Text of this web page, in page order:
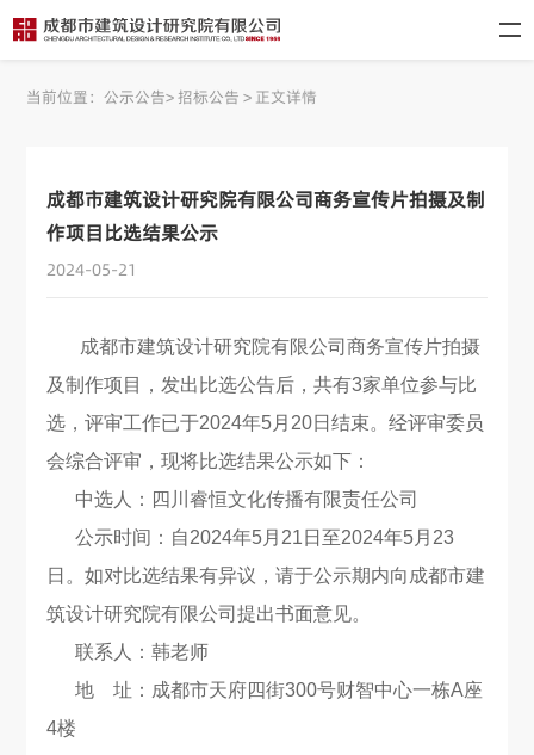
当前位置：公示公告>招标公告 > 正文详情
成都市建筑设计研究院有限公司商务宣传片拍摄及制
作项目比选结果公示
2024-05-21
成都市建筑设计研究院有限公司商务宣传片拍摄
及制作项目，发出比选公告后，共有3家单位参与比
选，评审工作已于2024年5月20日结束。经评审委员
会综合评审，现将比选结果公示如下：
中选人：四川睿恒文化传播有限责任公司
公示时间：自2024年5月21日至2024年5月23
日。如对比选结果有异议，请于公示期内向成都市建
筑设计研究院有限公司提出书面意见。
联系人：韩老师
地 址：成都市天府四街300号财智中心一栋A座
4楼